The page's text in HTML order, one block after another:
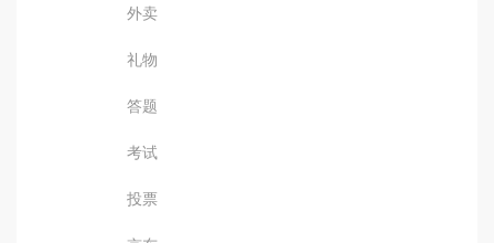
外卖
礼物
答题
考试
投票